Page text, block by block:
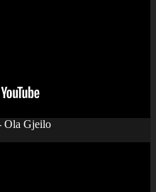
Ola Gjeilo